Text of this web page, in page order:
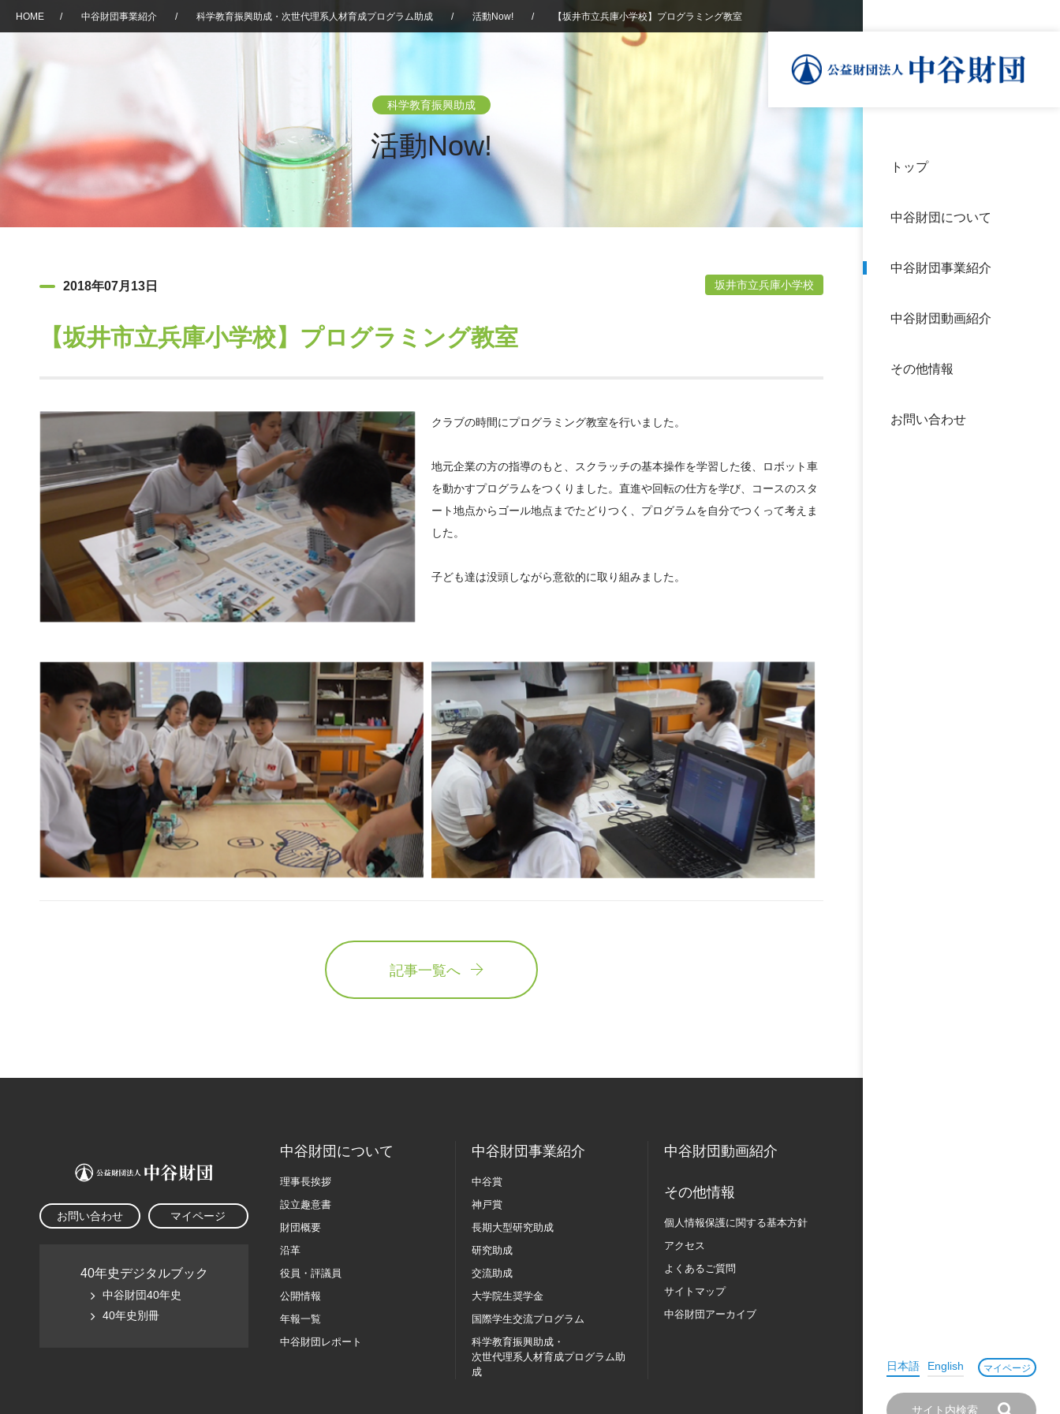
トップ
中谷財団について
中谷財団事業紹介
中谷財団動画紹介
その他情報
お問い合わせ
日本語 English マイページ
HOME / 中谷財団事業紹介 / 科学教育振興助成・次世代理系人材育成プログラム助成 / 活動Now! / 【坂井市立兵庫小学校】プログラミング教室
科学教育振興助成
活動Now!
2018年07月13日 坂井市立兵庫小学校
【坂井市立兵庫小学校】プログラミング教室
クラブの時間にプログラミング教室を行いました。
地元企業の方の指導のもと、スクラッチの基本操作を学習した後、ロボット車
を動かすプログラムをつくりました。直進や回転の仕方を学び、コースのスタ
ート地点からゴール地点までたどりつく、プログラムを自分でつくって考えま
した。
子ども達は没頭しながら意欲的に取り組みました。
記事一覧へ
お問い合わせ マイページ
40年史デジタルブック
中谷財団40年史
40年史別冊
中谷財団について
理事長挨拶
設立趣意書
財団概要
沿革
役員・評議員
公開情報
年報一覧
中谷財団レポート
中谷財団事業紹介
中谷賞
神戸賞
長期大型研究助成
研究助成
交流助成
大学院生奨学金
国際学生交流プログラム
科学教育振興助成・
次世代理系人材育成プログラム助
成
中谷財団動画紹介
その他情報
個人情報保護に関する基本方針
アクセス
よくあるご質問
サイトマップ
中谷財団アーカイブ